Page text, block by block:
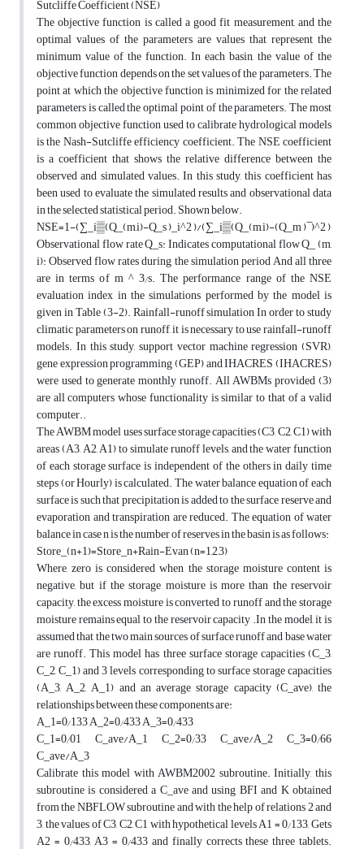
Sutcliffe Coefficient (NSE)
The objective function is called a good fit measurement, and the
optimal values of the parameters are values that represent the
minimum value of the function. In each basin, the value of the
objective function depends on the set values of the parameters. The
point at which the objective function is minimized for the related
parameters is called the optimal point of the parameters. The most
common objective function used to calibrate hydrological models
is the Nash-Sutcliffe efficiency coefficient. The NSE coefficient
is a coefficient that shows the relative difference between the
observed and simulated values. In this study, this coefficient has
been used to evaluate the simulated results and observational data
in the selected statistical period. Shown below.
NSE=1-(∑_i▒(Q_(m,i)-Q_s )_i^2 )/(∑_i▒(Q_(m,i)-(Q_m ) ̅ )^2 )
Observational flow rate Q_s: Indicates computational flow Q_ (m,
i): Observed flow rates during the simulation period And all three
are in terms of m ^ 3⁄s. The performance range of the NSE
evaluation index in the simulations performed by the model is
given in Table (3-2). Rainfall-runoff simulation In order to study
climatic parameters on runoff, it is necessary to use rainfall-runoff
models. In this study, support vector machine regression (SVR),
gene expression programming (GEP) and IHACRES (IHACRES)
were used to generate monthly runoff. All AWBMs provided (3)
are all computers whose functionality is similar to that of a valid
computer..
The AWBM model uses surface storage capacities (C3, C2, C1) with
areas (A3, A2, A1) to simulate runoff levels, and the water function
of each storage surface is independent of the others in daily time
steps (or Hourly) is calculated. The water balance equation of each
surface is such that precipitation is added to the surface reserve and
evaporation and transpiration are reduced. The equation of water
balance in case n is the number of reserves in the basin is as follows:
Store_(n+1)=Store_n+Rain-Evan (n=1,2,3)
Where, zero is considered when the storage moisture content is
negative, but if the storage moisture is more than the reservoir
capacity, the excess moisture is converted to runoff and the storage
moisture remains equal to the reservoir capacity .In the model, it is
assumed that the two main sources of surface runoff and base water
are runoff. This model has three surface storage capacities (C_3,
C_2, C_1) and 3 levels corresponding to surface storage capacities
(A_3, A_2, A_1) and an average storage capacity (C_ave), the
relationships between these components are:
A_1=0⁄133 A_2=0⁄433 A_3=0⁄433
C_1=0⁄01 C_ave/A_1 C_2=0⁄33 C_ave/A_2 C_3=0⁄66
C_ave/A_3
Calibrate this model with AWBM2002 subroutine. Initially, this
subroutine is considered a C_ave and using BFI and K obtained
from the NBFLOW subroutine and with the help of relations 2 and
3, the values of C3, C2, C1 with hypothetical levels A1 = 0⁄133, Gets
A2 = 0⁄433, A3 = 0⁄433 and finally corrects these three tablets.